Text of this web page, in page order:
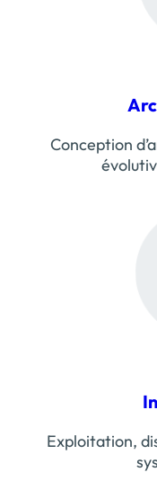
Conception
Exploitation,